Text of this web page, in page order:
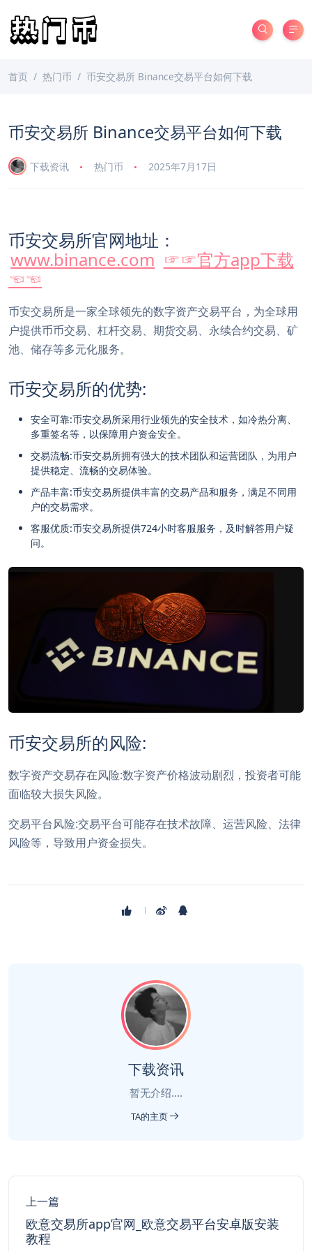
首页 热门币 币安交易所 Binance交易平台如何下载
币安交易所 Binance交易平台如何下载
下载资讯 热门币 2025年7月17日
币安交易所官网地址：
www.binance.com ☞☞官方app下载
☜☜
币安交易所是一家全球领先的数字资产交易平台，为全球用
户提供币币交易、杠杆交易、期货交易、永续合约交易、矿
池、储存等多元化服务。
币安交易所的优势:
安全可靠:币安交易所采用行业领先的安全技术，如冷热分离、
多重签名等，以保障用户资金安全。
交易流畅:币安交易所拥有强大的技术团队和运营团队，为用户
提供稳定、流畅的交易体验。
产品丰富:币安交易所提供丰富的交易产品和服务，满足不同用
户的交易需求。
客服优质:币安交易所提供724小时客服服务，及时解答用户疑
问。
币安交易所的风险:
数字资产交易存在风险:数字资产价格波动剧烈，投资者可能
面临较大损失风险。
交易平台风险:交易平台可能存在技术故障、运营风险、法律
风险等，导致用户资金损失。
下载资讯
暂无介绍....
TA的主页
上一篇
欧意交易所app官网_欧意交易平台安卓版安装
教程